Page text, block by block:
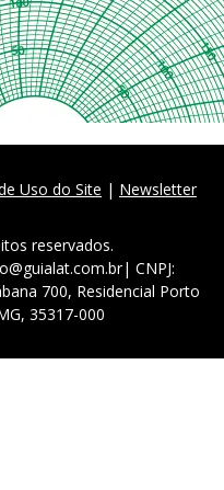
Uso do Site | Newsletter
reservados.
CNPJ:
700, Residencial Porto
35317-000